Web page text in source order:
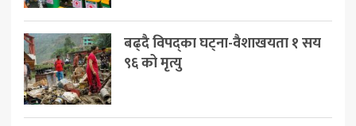
बढ्दै विपद्का घट्ना-वैशाखयता १ सय
९६ को मृत्यु